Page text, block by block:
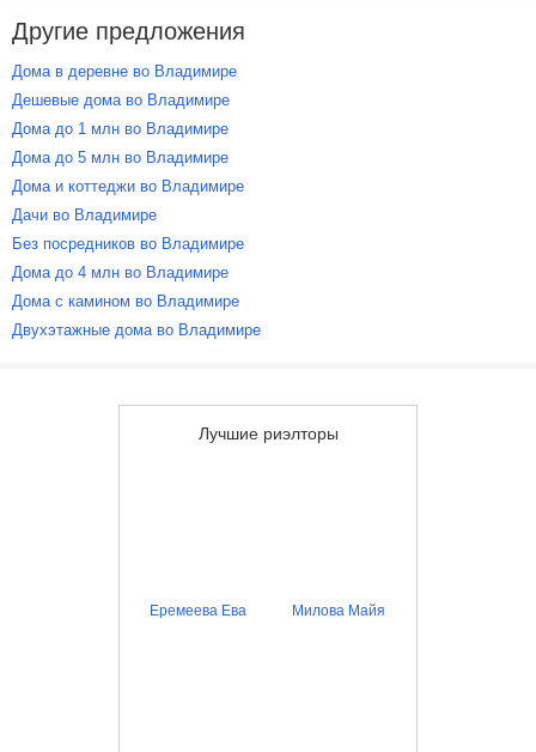
Другие предложения
Дома в деревне во Владимире
Дешевые дома во Владимире
Дома до 1 млн во Владимире
Дома до 5 млн во Владимире
Дома и коттеджи во Владимире
Дачи во Владимире
Без посредников во Владимире
Дома до 4 млн во Владимире
Дома с камином во Владимире
Двухэтажные дома во Владимире
Лучшие риэлторы
Еремеева Ева Милова Майя